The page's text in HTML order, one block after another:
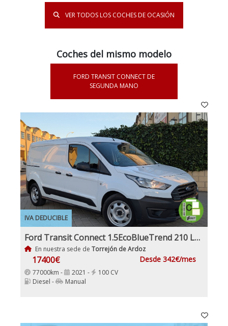
VER TODOS LOS COCHES DE OCASIÓN
Coches del mismo modelo
FORD TRANSIT CONNECT DE
SEGUNDA MANO
IVA DEDUCIBLE
Ford Transit Connect 1.5EcoBlueTrend 210 L2 4 Puertas 100Cv Nacional IVA y Garantía Incl Etiqueta C
En nuestra sede de Torrejón de Ardoz
17400€ Desde 342€/mes
77000km - 2021 -
100 CV
Diesel -
Manual